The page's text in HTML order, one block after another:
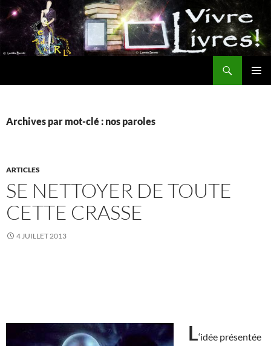
Aller
au
contenu
Archives par mot-clé : nos paroles
ARTICLES
SE NETTOYER DE TOUTE
CETTE CRASSE
4 JUILLET 2013
L‘idée présentée